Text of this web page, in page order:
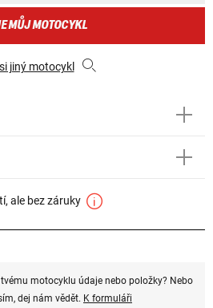
MŮJ MOTOCYKL
jiný motocykl
ale bez záruky
motocyklu údaje nebo položky? Nebo
dej nám vědět. K formuláři